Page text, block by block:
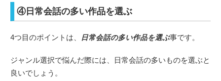
④日常会話の多い作品を選ぶ
4つ目のポイントは、 日常会話の多い作品を選ぶ事です。
ジャンル選択で悩んだ際には、日常会話の多いものを選ぶと
良いでしょう。